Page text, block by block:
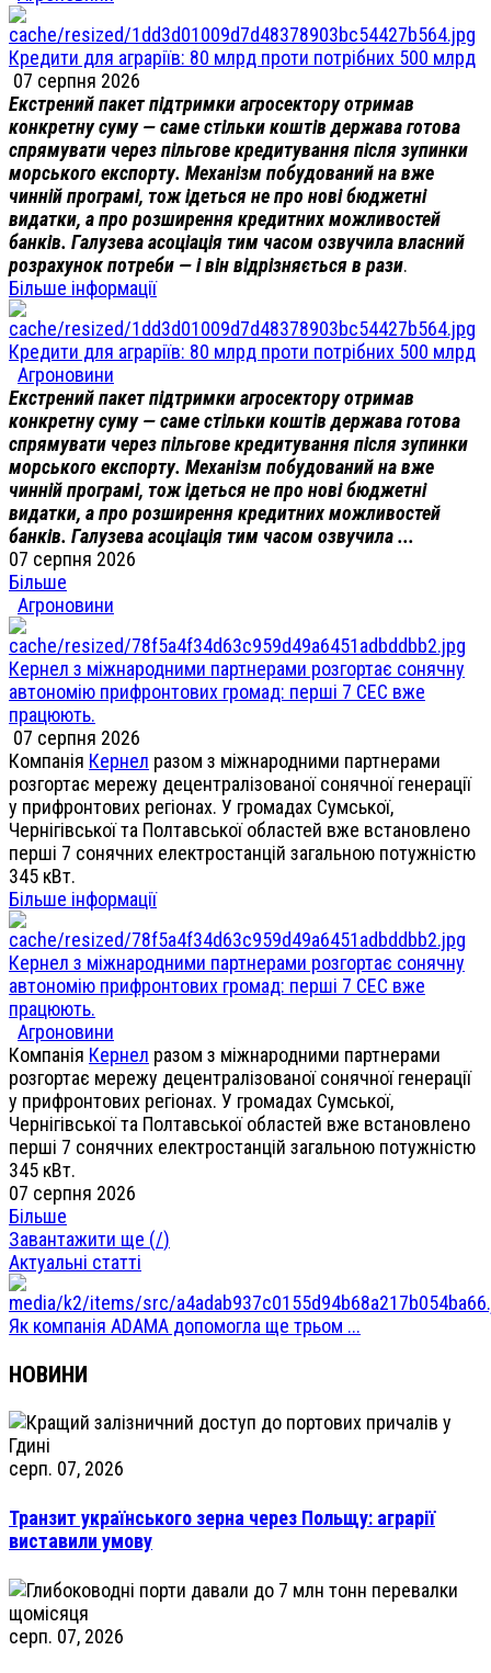
Кредити для аграріїв: 80 млрд проти потрібних 500 млрд
07 серпня 2026
Екстрений пакет підтримки агросектору отримав
конкретну суму — саме стільки коштів держава готова
спрямувати через пільгове кредитування після зупинки
морського експорту. Механізм побудований на вже
чинній програмі, тож ідеться не про нові бюджетні
видатки, а про розширення кредитних можливостей
банків. Галузева асоціація тим часом озвучила власний
розрахунок потреби — і він відрізняється в рази.
Більше інформації
Кредити для аграріїв: 80 млрд проти потрібних 500 млрд
Агроновини
Екстрений пакет підтримки агросектору отримав
конкретну суму — саме стільки коштів держава готова
спрямувати через пільгове кредитування після зупинки
морського експорту. Механізм побудований на вже
чинній програмі, тож ідеться не про нові бюджетні
видатки, а про розширення кредитних можливостей
банків. Галузева асоціація тим часом озвучила ...
07 серпня 2026
Більше
Агроновини
Кернел з міжнародними партнерами розгортає сонячну
автономію прифронтових громад: перші 7 СЕС вже
працюють.
07 серпня 2026
Компанія Кернел разом з міжнародними партнерами
розгортає мережу децентралізованої сонячної генерації
у прифронтових регіонах. У громадах Сумської,
Чернігівської та Полтавської областей вже встановлено
перші 7 сонячних електростанцій загальною потужністю
345 кВт.
Більше інформації
Кернел з міжнародними партнерами розгортає сонячну
автономію прифронтових громад: перші 7 СЕС вже
працюють.
Агроновини
Компанія Кернел разом з міжнародними партнерами
розгортає мережу децентралізованої сонячної генерації
у прифронтових регіонах. У громадах Сумської,
Чернігівської та Полтавської областей вже встановлено
перші 7 сонячних електростанцій загальною потужністю
345 кВт.
07 серпня 2026
Більше
Завантажити ще (/)
Актуальні статті
Як компанія ADAMA допомогла ще трьом ...
НОВИНИ
серп. 07, 2026
Транзит українського зерна через Польщу: аграрії
виставили умову
серп. 07, 2026